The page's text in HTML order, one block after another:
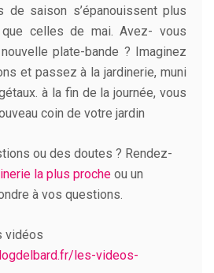
de saison s’épanouissent plus
que celles de mai. Avez- vous
plate-bande ? Imaginez
et passez à la jardinerie, muni
à la fin de la journée, vous
coin de votre jardin
ou des doutes ? Rendez-
la plus proche ou un
à vos questions.
vidéos
les-videos-